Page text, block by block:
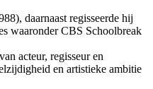
daarnaast regisseerde hij
waaronder CBS Schoolbreak
acteur, regisseur en
en artistieke ambitie